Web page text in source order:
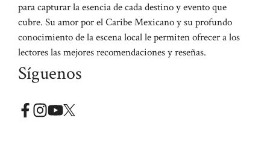
para capturar la esencia de cada destino y evento que
cubre. Su amor por el Caribe Mexicano y su profundo
conocimiento de la escena local le permiten ofrecer a los
lectores las mejores recomendaciones y reseñas.
Síguenos